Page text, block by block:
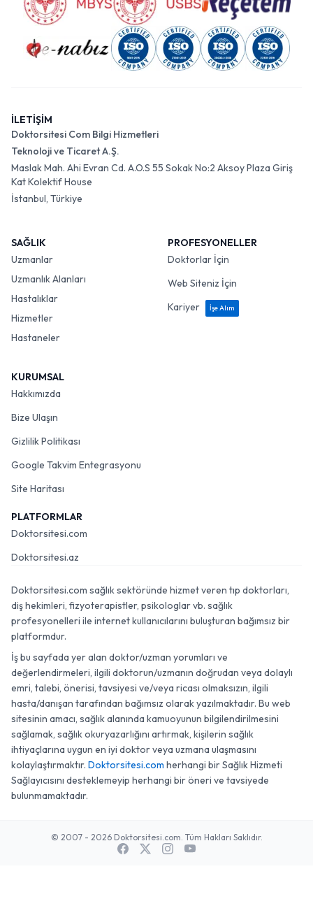
İLETİŞİM
Doktorsitesi Com Bilgi Hizmetleri
Teknoloji ve Ticaret A.Ş.
Maslak Mah. Ahi Evran Cd. A.O.S 55 Sokak No:2 Aksoy Plaza Giriş
Kat Kolektif House
İstanbul, Türkiye
SAĞLIK
Uzmanlar
Uzmanlık Alanları
Hastalıklar
Hizmetler
Hastaneler
PROFESYONELLER
Doktorlar İçin
Web Siteniz İçin
Kariyer
İşe Alım
KURUMSAL
Hakkımızda
Bize Ulaşın
Gizlilik Politikası
Google Takvim Entegrasyonu
Site Haritası
PLATFORMLAR
Doktorsitesi.com
Doktorsitesi.az
Doktorsitesi.com sağlık sektöründe hizmet veren tıp doktorları,
diş hekimleri, fizyoterapistler, psikologlar vb. sağlık
profesyonelleri ile internet kullanıcılarını buluşturan bağımsız bir
platformdur.
İş bu sayfada yer alan doktor/uzman yorumları ve
değerlendirmeleri, ilgili doktorun/uzmanın doğrudan veya dolaylı
emri, talebi, önerisi, tavsiyesi ve/veya ricası olmaksızın, ilgili
hasta/danışan tarafından bağımsız olarak yazılmaktadır. Bu web
sitesinin amacı, sağlık alanında kamuoyunun bilgilendirilmesini
sağlamak, sağlık okuryazarlığını artırmak, kişilerin sağlık
ihtiyaçlarına uygun en iyi doktor veya uzmana ulaşmasını
kolaylaştırmaktır. Doktorsitesi.com herhangi bir Sağlık Hizmeti
Sağlayıcısını desteklemeyip herhangi bir öneri ve tavsiyede
bulunmamaktadır.
© 2007 - 2026 Doktorsitesi.com. Tüm Hakları Saklıdır.